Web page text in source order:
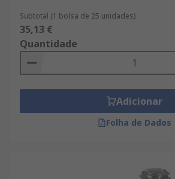
Subtotal (1 bolsa de 25 unidades)
35,13 €
Quantidade
Adicionar
Folha de Dados